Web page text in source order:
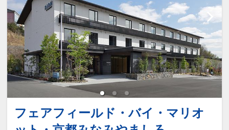
フェアフィールド・バイ・マリオ